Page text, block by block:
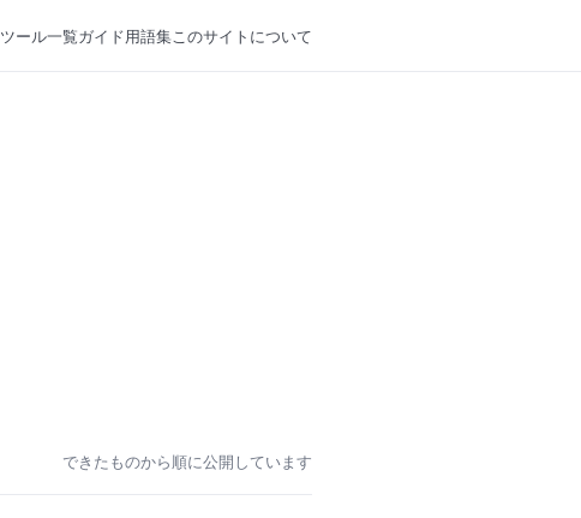
ツール一覧ガイド用語集このサイトについて
できたものから順に公開しています